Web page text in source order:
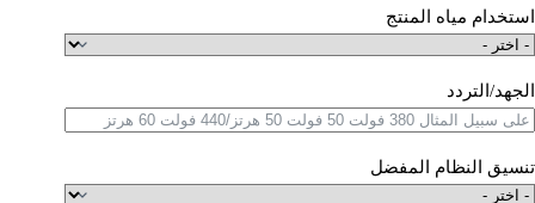
استخدام مياه المنتج
الجهد/التردد
تنسيق النظام المفضل